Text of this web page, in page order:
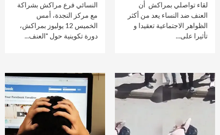
لقاء تواصلي بمراكش أن
العنف ضد النساء يعد من أكثر
الظواهر الاجتماعية تعقيدا و
تأثيرا على...
النسائي فرع مراكش بشراكة
مع مركز النجدة، أمس
الخميس 12 يوليوز بمراكش،
دورة تكوينية حول "العنف...